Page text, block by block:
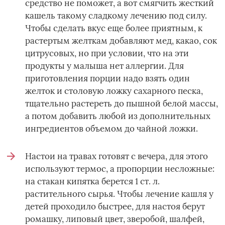
средство не поможет, а вот смягчить жесткий
кашель такому сладкому лечению под силу.
Чтобы сделать вкус еще более приятным, к
растертым желткам добавляют мед, какао, сок
цитрусовых, но при условии, что на эти
продукты у малыша нет аллергии. Для
приготовления порции надо взять один
желток и столовую ложку сахарного песка,
тщательно растереть до пышной белой массы,
а потом добавить любой из дополнительных
ингредиентов объемом до чайной ложки.
Настои на травах готовят с вечера, для этого
используют термос, а пропорции несложные:
на стакан кипятка берется 1 ст. л.
растительного сырья. Чтобы лечение кашля у
детей проходило быстрее, для настоя берут
ромашку, липовый цвет, зверобой, шалфей,